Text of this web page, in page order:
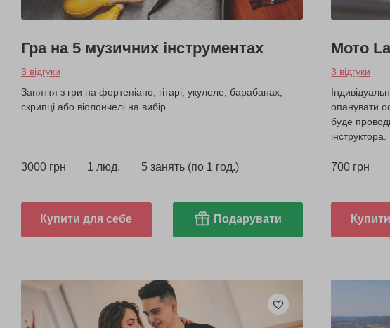
Гра на 5 музичних інструментах
3 відгуки
Заняття з гри на фортепіано, гітарі, укулеле, барабанах,
скрипці або віолончелі на вибір.
3000 грн 1 люд. 5 занять (по 1 год.)
Купити для себе Подарувати
Мото
3 відгуки
опанувати
буде
інструктора.
700 грн